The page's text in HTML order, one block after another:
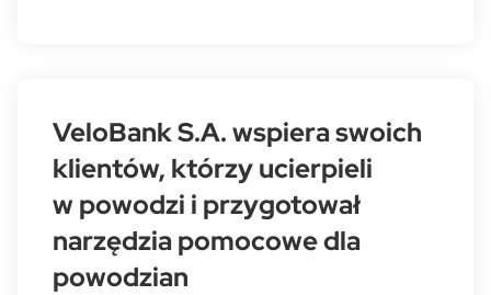
VeloBank S.A. wspiera swoich
klientów, którzy ucierpieli
w powodzi i przygotował
narzędzia pomocowe dla
powodzian